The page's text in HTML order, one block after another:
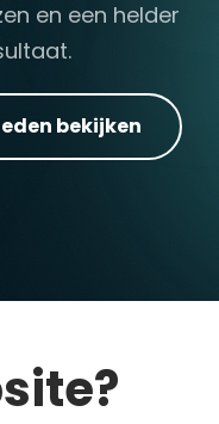
en een helder
bekijken